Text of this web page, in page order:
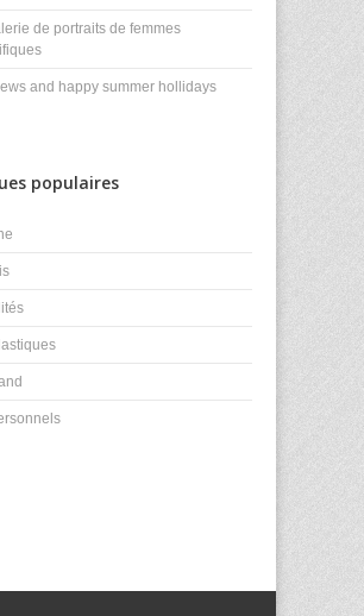
de portraits de femmes
and happy summer hollidays
populaires